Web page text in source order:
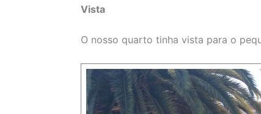
Vista
O nosso quarto tinha vista para o